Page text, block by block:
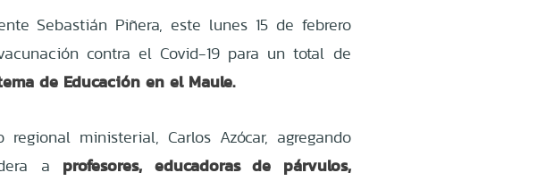
Sebastián Piñera, este lunes 15 de febrero
contra el Covid-19 para un total de
de Educación en el Maule.
ministerial, Carlos Azócar, agregando
a profesores, educadoras de párvulos,